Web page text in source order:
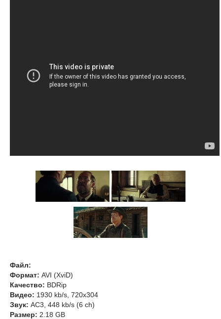
Файл:
Формат: AVI (XviD)
Качество: BDRip
Видео: 1930 kb/s, 720x304
Звук: AC3, 448 kb/s (6 ch)
Размер: 2.18 GB